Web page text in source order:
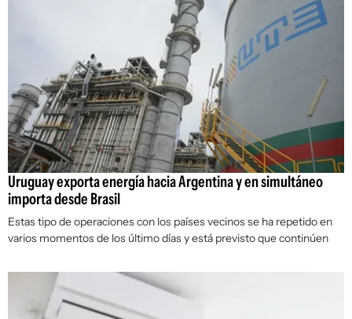
Uruguay exporta energía hacia Argentina y en simultáneo
importa desde Brasil
Estas tipo de operaciones con los países vecinos se ha repetido en
varios momentos de los último días y está previsto que continúen